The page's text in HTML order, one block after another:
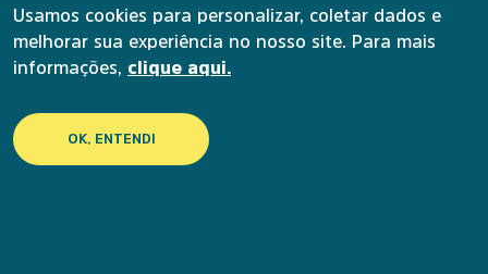
Central de atendimento
(31) 4003-3126
contato@uapi.institutoanimaeducacao.org.br
Nossas redes sociais
Facebook
Usamos cookies para personalizar, coletar dados e
melhorar sua experiência no nosso site. Para mais
informações, clique aqui.
OK, ENTENDI